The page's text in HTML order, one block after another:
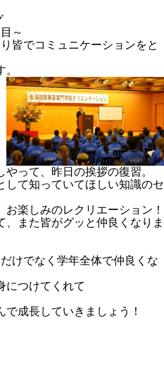
～
皆でコミュニケーションをと
って、昨日の挨拶の復習。
して知っていてほしい知識のセ
楽しみのレクリエーション！
また皆がグッと仲良くなりま
けでなく学年全体で仲良くな
につけてくれて
成長していきましょう！